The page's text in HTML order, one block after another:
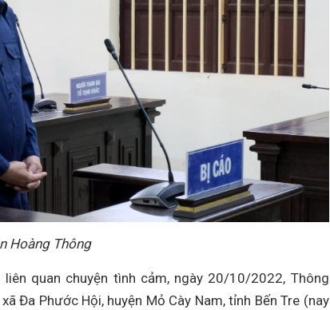
Hoàng Thông
quan chuyện tình cảm, ngày 20/10/2022, Thông
Đa Phước Hội, huyện Mỏ Cày Nam, tỉnh Bến Tre (nay